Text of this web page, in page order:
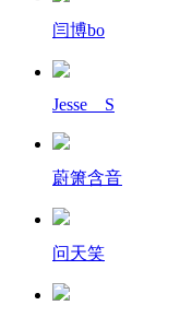
闫博bo
Jesse__S
蔚箫含音
问天笑